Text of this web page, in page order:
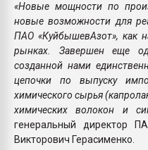
«Новые мощности по
новые возможности для
ПАО «КуйбышевАзот», как
рынках. Завершен еще
созданной нами
цепочки по выпуску
химического сырья
химических волокон и
генеральный директор
Викторович Герасименко.